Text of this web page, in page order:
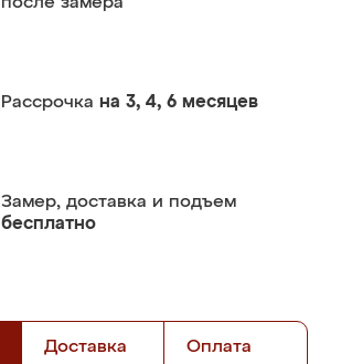
Рассрочка на 3, 4, 6 месяцев
Замер, доставка и подъем
бесплатно
Доставка Оплата